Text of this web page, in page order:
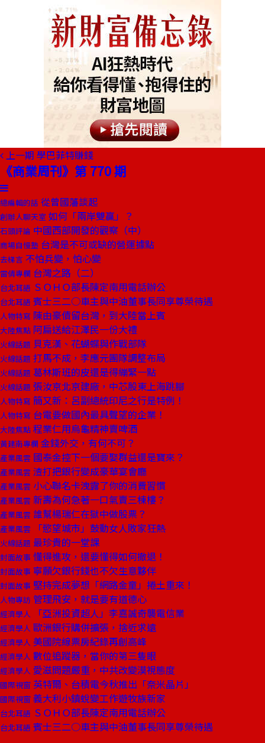
上一期 學巴菲特賺錢
《商業周刊》第 770 期
總編輯的話 從曾國藩談起
創辦人聊天室 如何「兩岸雙贏」？
石頭評論 中國西部開發的觀察（中）
商場自慢塾 台灣是不可或缺的營運據點
去梯言 不怕兵變，怕心變
雷倩專欄 台灣之路（二）
台北耳語 ＳＯＨＯ部長陳定南用電話辦公
台北耳語 賓士三二○車主與中油董事長同享尊榮待遇
人物特寫 陳由豪債留台灣，到大陸當上賓
大陸焦點 阿扁送給江澤民一份大禮
火線話題 貝克漢、花蝴蝶與作戰部隊
火線話題 打馬不成，李應元團隊調整布局
火線話題 葛林斯班的皮還是得繃緊一點
火線話題 張汝京北京建廠，中芯股東上海跳腳
人物特寫 簡又新：呂副總統印尼之行是特例！
人物特寫 台電要做國內最具聲望的企業！
大陸焦點 程業仁用烏龜精神賣啤酒
黃建南專欄 金錢外交，有何不可？
產業風雲 國泰金控下一個要娶群益還是寶來？
產業風雲 渣打把銀行變成豪華宴會廳
產業風雲 小心聯名卡洩露了你的消費習慣
產業風雲 新壽為何急著一口氣賣三棟樓？
產業風雲 誰幫楊瑞仁在獄中做股票？
產業風雲 「慾望城市」鼓動女人敗家狂熱
火線話題 最珍貴的一堂課
封面故事 懂得進攻，還要懂得如何撤退！
封面故事 寧願欠銀行錢也不欠生意夥伴
封面故事 堅持完成夢想「網路金童」捲土重來！
人物專訪 管理飛安，就是要有道德心
經濟學人 「亞洲投資超人」李嘉誠奇襲電信業
經濟學人 歐洲銀行購併擴張，捨近求遠
經濟學人 美國院線票房紀錄再創高峰
經濟學人 數位追蹤器，當你的第三隻眼
經濟學人 愛滋問題嚴重，中共改變漠視態度
國際視窗 英特爾、台積電今秋推出「奈米晶片」
國際視窗 義大利小鎮蛻變工作遊牧族新家
台北耳語 ＳＯＨＯ部長陳定南用電話辦公
台北耳語 賓士三二○車主與中油董事長同享尊榮待遇